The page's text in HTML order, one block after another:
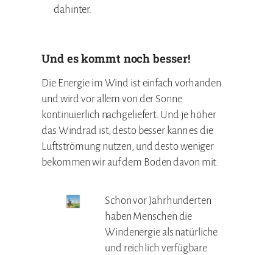
dahinter.
Und es kommt noch besser!
Die Energie im Wind ist einfach vorhanden
und wird vor allem von der Sonne
kontinuierlich nachgeliefert. Und je höher
das Windrad ist, desto besser kann es die
Luftströmung nutzen, und desto weniger
bekommen wir auf dem Boden davon mit.
Schon vor Jahrhunderten
haben Menschen die
Windenergie als natürliche
und reichlich verfügbare